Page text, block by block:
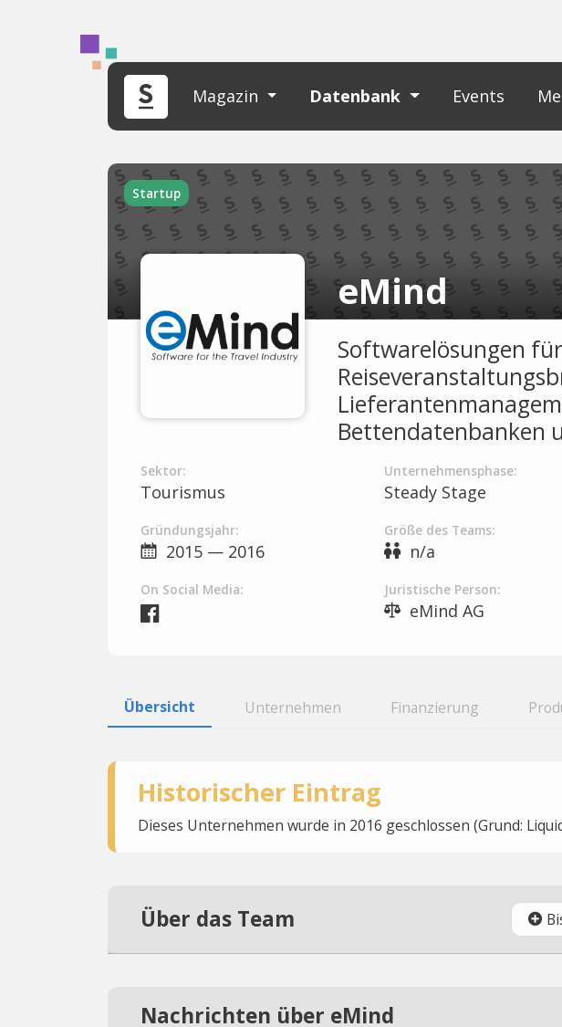
Magazin Datenbank Events
Startup
eMind
Softwarelösungen
Bettendatenbanken
Sektor:
Tourismus
Unternehmensphase:
Steady Stage
Gründungsjahr:
2015 — 2016
Größe des Teams:
n/a
On Social Media: Juristische Person:
eMind AG
Übersicht Unternehmen Finanzierung
Historischer Eintrag
Dieses Unternehmen wurde in 2016 geschlossen (Grund:
Über das Team
Nachrichten über eMind